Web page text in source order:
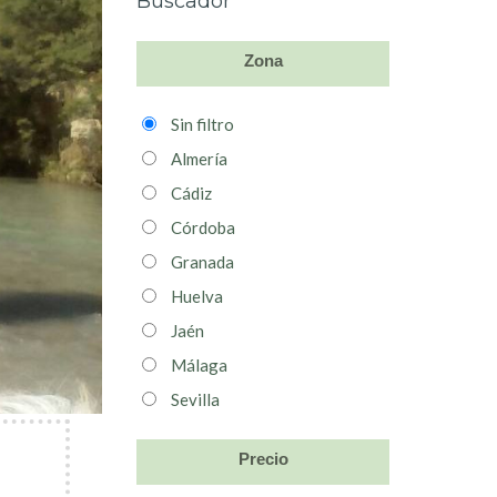
Zona
Sin filtro
Almería
Cádiz
Córdoba
Granada
Huelva
Jaén
Málaga
Sevilla
Precio